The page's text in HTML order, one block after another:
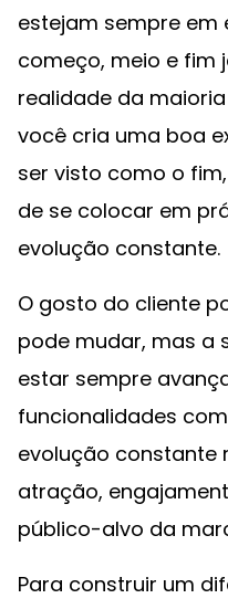
estejam sempre em
começo, meio e fim
realidade da
você cria uma boa
ser visto como o
de se colocar em
evolução constante.
O gosto do cliente
pode mudar, mas a
estar sempre
funcionalidades
evolução constante
atração,
público-alvo da
Para construir um